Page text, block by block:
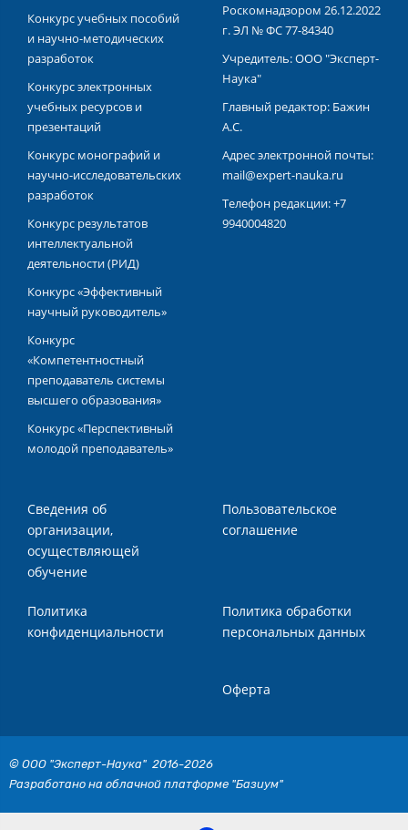
Конкурс учебных пособий
и научно-методических
разработок
Конкурс электронных
учебных ресурсов и
презентаций
Конкурс монографий и
научно-исследовательских
разработок
Конкурс результатов
интеллектуальной
деятельности (РИД)
Конкурс «Эффективный
научный руководитель»
Конкурс
«Компетентностный
преподаватель системы
высшего образования»
Конкурс «Перспективный
молодой преподаватель»
Роскомнадзором 26.12.2022
г. ЭЛ № ФС 77-84340
Учредитель: ООО "Эксперт-
Наука"
Главный редактор: Бажин
А.С.
Адрес электронной почты:
mail@expert-nauka.ru
Телефон редакции: +7
9940004820
Сведения об
организации,
осуществляющей
обучение
Пользовательское
соглашение
Политика
конфиденциальности
Политика обработки
персональных данных
Оферта
© ООО "Эксперт-Наука" 2016-2026
Разработано на облачной платформе "Базиум"